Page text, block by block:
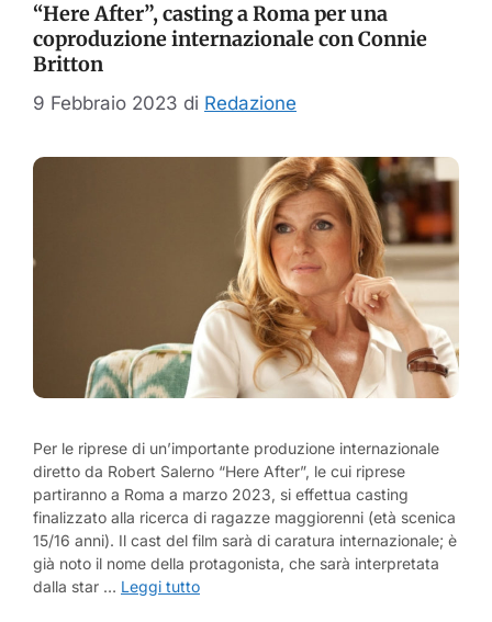
“Here After”, casting a Roma per una
coproduzione internazionale con Connie
Britton
9 Febbraio 2023 di Redazione
Per le riprese di un’importante produzione internazionale
diretto da Robert Salerno “Here After”, le cui riprese
partiranno a Roma a marzo 2023, si effettua casting
finalizzato alla ricerca di ragazze maggiorenni (età scenica
15/16 anni). Il cast del film sarà di caratura internazionale; è
già noto il nome della protagonista, che sarà interpretata
dalla star … Leggi tutto